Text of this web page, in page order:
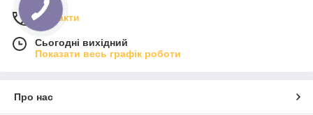
Контакти
Сьогодні вихідний
Показати весь графік роботи
Про нас